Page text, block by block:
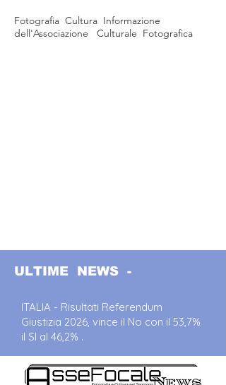
Fotografia Cultura Informazione
dell'Associazione Culturale Fotografica
ULTIME NEWS -
ITALIA - Risultati Referendum
Giustizia 2026, vince il No con il 53,7%
il SI al 46,2% .